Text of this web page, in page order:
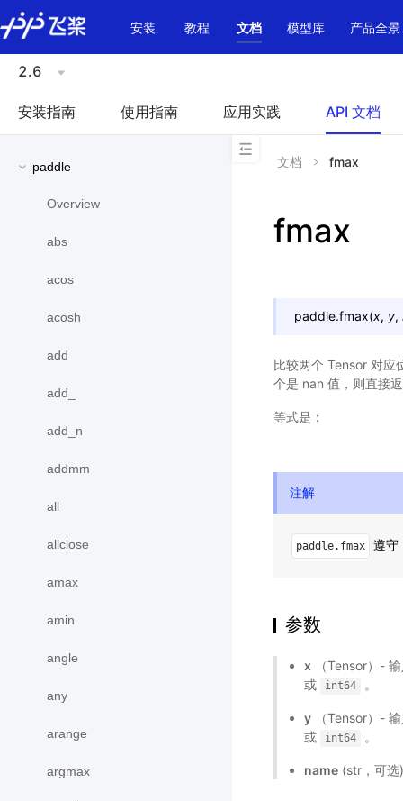
\u200E
安装
教程 文档 模型库 产品全景
2.6
安装指南 使用指南 应用实践 API 文档
paddle
Overview
abs
acos
acosh
add
add_
add_n
addmm
all
allclose
amax
amin
angle
any
arange
argmax
文档 fmax
fmax
paddle.fmax(x, y,
比较两个 Tensor 对应
个是 nan 值，则直接
等式是：
注解
paddle.fmax 遵守
参数
x （Tensor）-
或
int64 。
y （Tensor）-
或
int64 。
name (str，可